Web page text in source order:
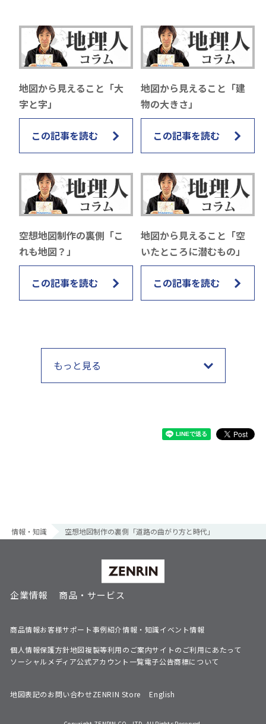
地図から見えること「大
字と字」
この記事を読む
地図から見えること「建
物の大きさ」
この記事を読む
空想地図制作の裏側「こ
れも地図？」
この記事を読む
地図から見えること「空
いたところに潜むもの」
この記事を読む
もっと見る
情報・知識 空想地図制作の裏側「道路の曲がり方と時代」
企業情報 商品・サービス
商品情報お客様サポート事例紹介情報・知識イベント情報
個人情報保護方針地図複製等利用のご案内サイトのご利用にあたって
ソーシャルメディア公式アカウント一覧電子公告商標について
地図表記のお問い合わせZENRIN Store English